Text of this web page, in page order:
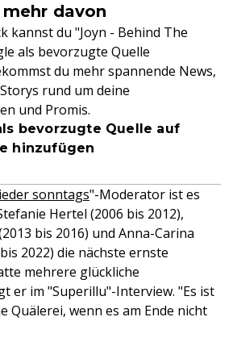
davon
kannst du "Joyn - Behind The
als bevorzugte Quelle
du mehr spannende News,
rund um deine
und Promis.
bevorzugte Quelle auf
hinzufügen
sonntags"-Moderator ist es
Hertel (2006 bis 2012),
bis 2016) und Anna-Carina
2022) die nächste ernste
mehrere glückliche
er im "Superillu"-Interview. "Es ist
Quälerei, wenn es am Ende nicht